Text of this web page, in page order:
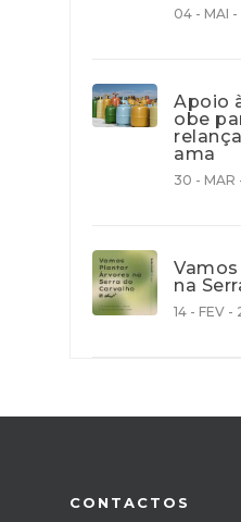
04 - MAI
Apoio
obe
ama
30 - MAR
na
14 - FEV -
CONTACTOS